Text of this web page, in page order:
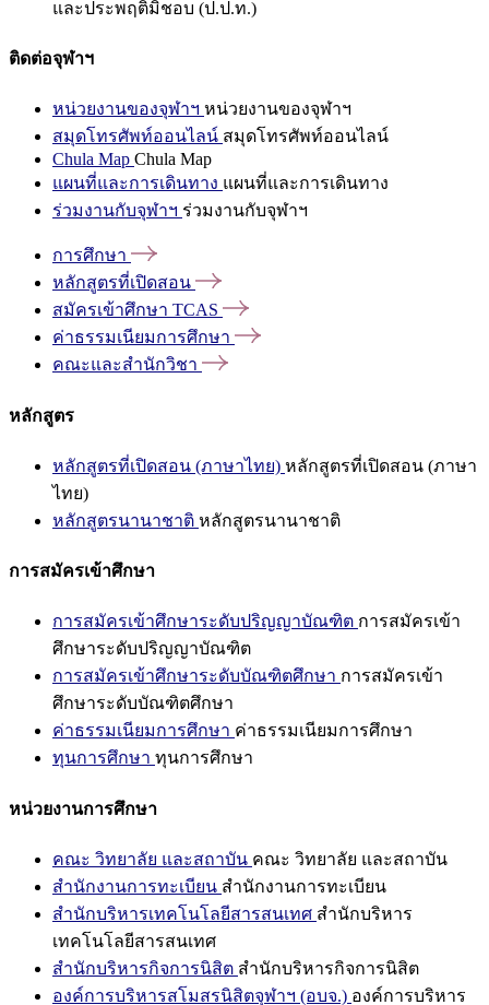
และประพฤติมิชอบ (ป.ป.ท.)
ติดต่อจุฬาฯ
หน่วยงานของจุฬาฯ หน่วยงานของจุฬาฯ
สมุดโทรศัพท์ออนไลน์ สมุดโทรศัพท์ออนไลน์
Chula Map Chula Map
แผนที่และการเดินทาง แผนที่และการเดินทาง
ร่วมงานกับจุฬาฯ ร่วมงานกับจุฬาฯ
การศึกษา
หลักสูตรที่เปิดสอน
สมัครเข้าศึกษา TCAS
ค่าธรรมเนียมการศึกษา
คณะและสำนักวิชา
หลักสูตร
หลักสูตรที่เปิดสอน (ภาษาไทย) หลักสูตรที่เปิดสอน (ภาษา
ไทย)
หลักสูตรนานาชาติ หลักสูตรนานาชาติ
การสมัครเข้าศึกษา
การสมัครเข้าศึกษาระดับปริญญาบัณฑิต การสมัครเข้า
ศึกษาระดับปริญญาบัณฑิต
การสมัครเข้าศึกษาระดับบัณฑิตศึกษา การสมัครเข้า
ศึกษาระดับบัณฑิตศึกษา
ค่าธรรมเนียมการศึกษา ค่าธรรมเนียมการศึกษา
ทุนการศึกษา ทุนการศึกษา
หน่วยงานการศึกษา
คณะ วิทยาลัย และสถาบัน คณะ วิทยาลัย และสถาบัน
สำนักงานการทะเบียน สำนักงานการทะเบียน
สำนักบริหารเทคโนโลยีสารสนเทศ สำนักบริหาร
เทคโนโลยีสารสนเทศ
สำนักบริหารกิจการนิสิต สำนักบริหารกิจการนิสิต
องค์การบริหารสโมสรนิสิตจุฬาฯ (อบจ.) องค์การบริหาร